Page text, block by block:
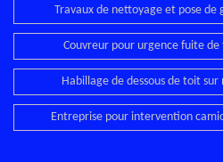
Travaux de nettoyage et pose
Couvreur pour urgence fuite
Habillage de dessous de toit
Entreprise pour intervention